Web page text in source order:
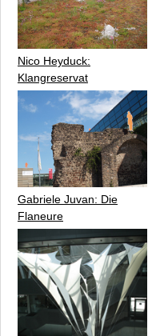
Nico Heyduck:
Klangreservat
Gabriele Juvan: Die
Flaneure